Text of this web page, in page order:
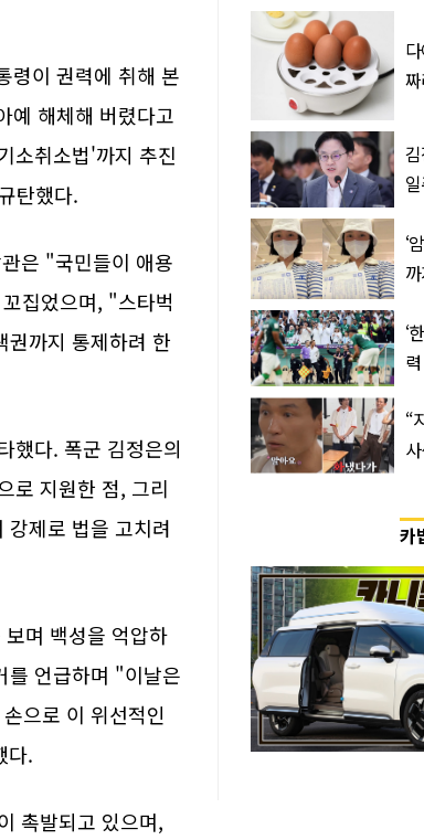
령이 권력에 취해 본
예 해체해 버렸다고
소취소법'까지 추진
탄했다.
은 "국민들이 애용
집었으며, "스타벅
까지 통제하려 한
했다. 폭군 김정은의
로 지원한 점, 그리
제로 법을 고치려
며 백성을 억압하
를 언급하며 "이날은
으로 이 위선적인
다.
촉발되고 있으며,
‘
‘
‘
“
카